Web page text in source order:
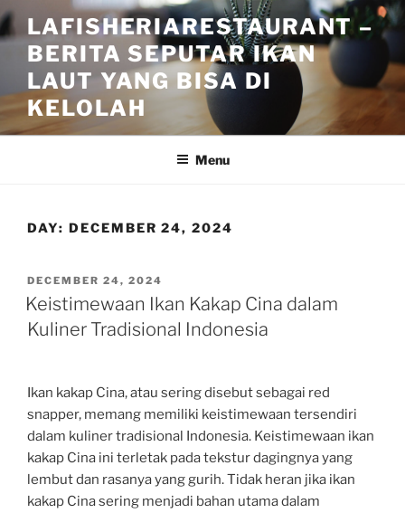
Skip
to
content
LAFISHERIARESTAURANT –
BERITA SEPUTAR IKAN
LAUT YANG BISA DI
KELOLAH
Menu
DAY: DECEMBER 24, 2024
POSTED
ON
DECEMBER 24, 2024
Keistimewaan Ikan Kakap Cina dalam
Kuliner Tradisional Indonesia
Ikan kakap Cina, atau sering disebut sebagai red
snapper, memang memiliki keistimewaan tersendiri
dalam kuliner tradisional Indonesia. Keistimewaan ikan
kakap Cina ini terletak pada tekstur dagingnya yang
lembut dan rasanya yang gurih. Tidak heran jika ikan
kakap Cina sering menjadi bahan utama dalam